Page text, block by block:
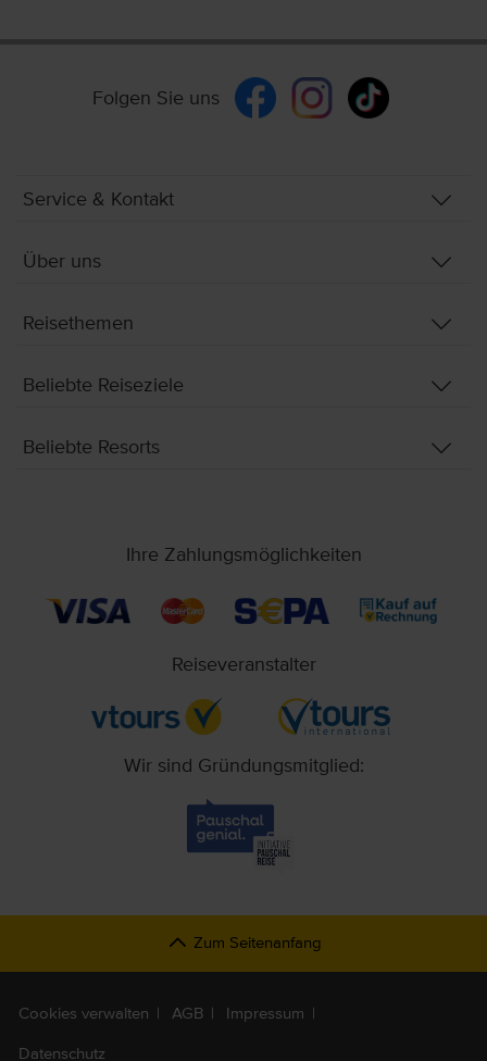
Folgen Sie uns
Service & Kontakt
Über uns
Reisethemen
Beliebte Reiseziele
Beliebte Resorts
Ihre Zahlungsmöglichkeiten
Reiseveranstalter
Wir sind Gründungsmitglied:
Zum Seitenanfang
Cookies verwalten AGB Impressum
Datenschutz